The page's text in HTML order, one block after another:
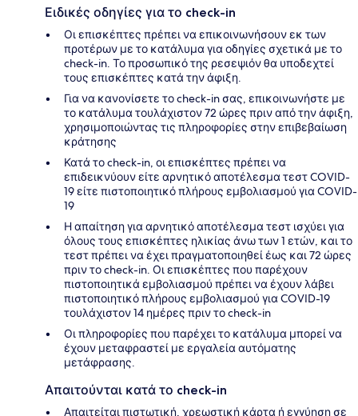
Ειδικές οδηγίες για το check-in
Οι επισκέπτες πρέπει να επικοινωνήσουν εκ των
προτέρων με το κατάλυμα για οδηγίες σχετικά με το
check-in. Το προσωπικό της ρεσεψιόν θα υποδεχτεί
τους επισκέπτες κατά την άφιξη.
Για να κανονίσετε το check-in σας, επικοινωνήστε με
το κατάλυμα τουλάχιστον 72 ώρες πριν από την άφιξη,
χρησιμοποιώντας τις πληροφορίες στην επιβεβαίωση
κράτησης
Κατά το check-in, οι επισκέπτες πρέπει να
επιδεικνύουν είτε αρνητικό αποτέλεσμα τεστ COVID-
19 είτε πιστοποιητικό πλήρους εμβολιασμού για COVID-
19
Η απαίτηση για αρνητικό αποτέλεσμα τεστ ισχύει για
όλους τους επισκέπτες ηλικίας άνω των 1 ετών, και το
τεστ πρέπει να έχει πραγματοποιηθεί έως και 72 ώρες
πριν το check-in. Οι επισκέπτες που παρέχουν
πιστοποιητικά εμβολιασμού πρέπει να έχουν λάβει
πιστοποιητικό πλήρους εμβολιασμού για COVID-19
τουλάχιστον 14 ημέρες πριν το check-in
Οι πληροφορίες που παρέχει το κατάλυμα μπορεί να
έχουν μεταφραστεί με εργαλεία αυτόματης
μετάφρασης.
Απαιτούνται κατά το check-in
Απαιτείται πιστωτική, χρεωστική κάρτα ή εγγύηση σε